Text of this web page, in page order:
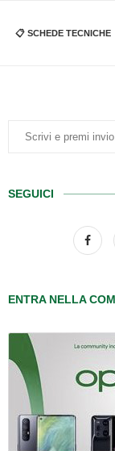
📋 SCHEDE TECNICHE
SEGUICI
ENTRA NELLA